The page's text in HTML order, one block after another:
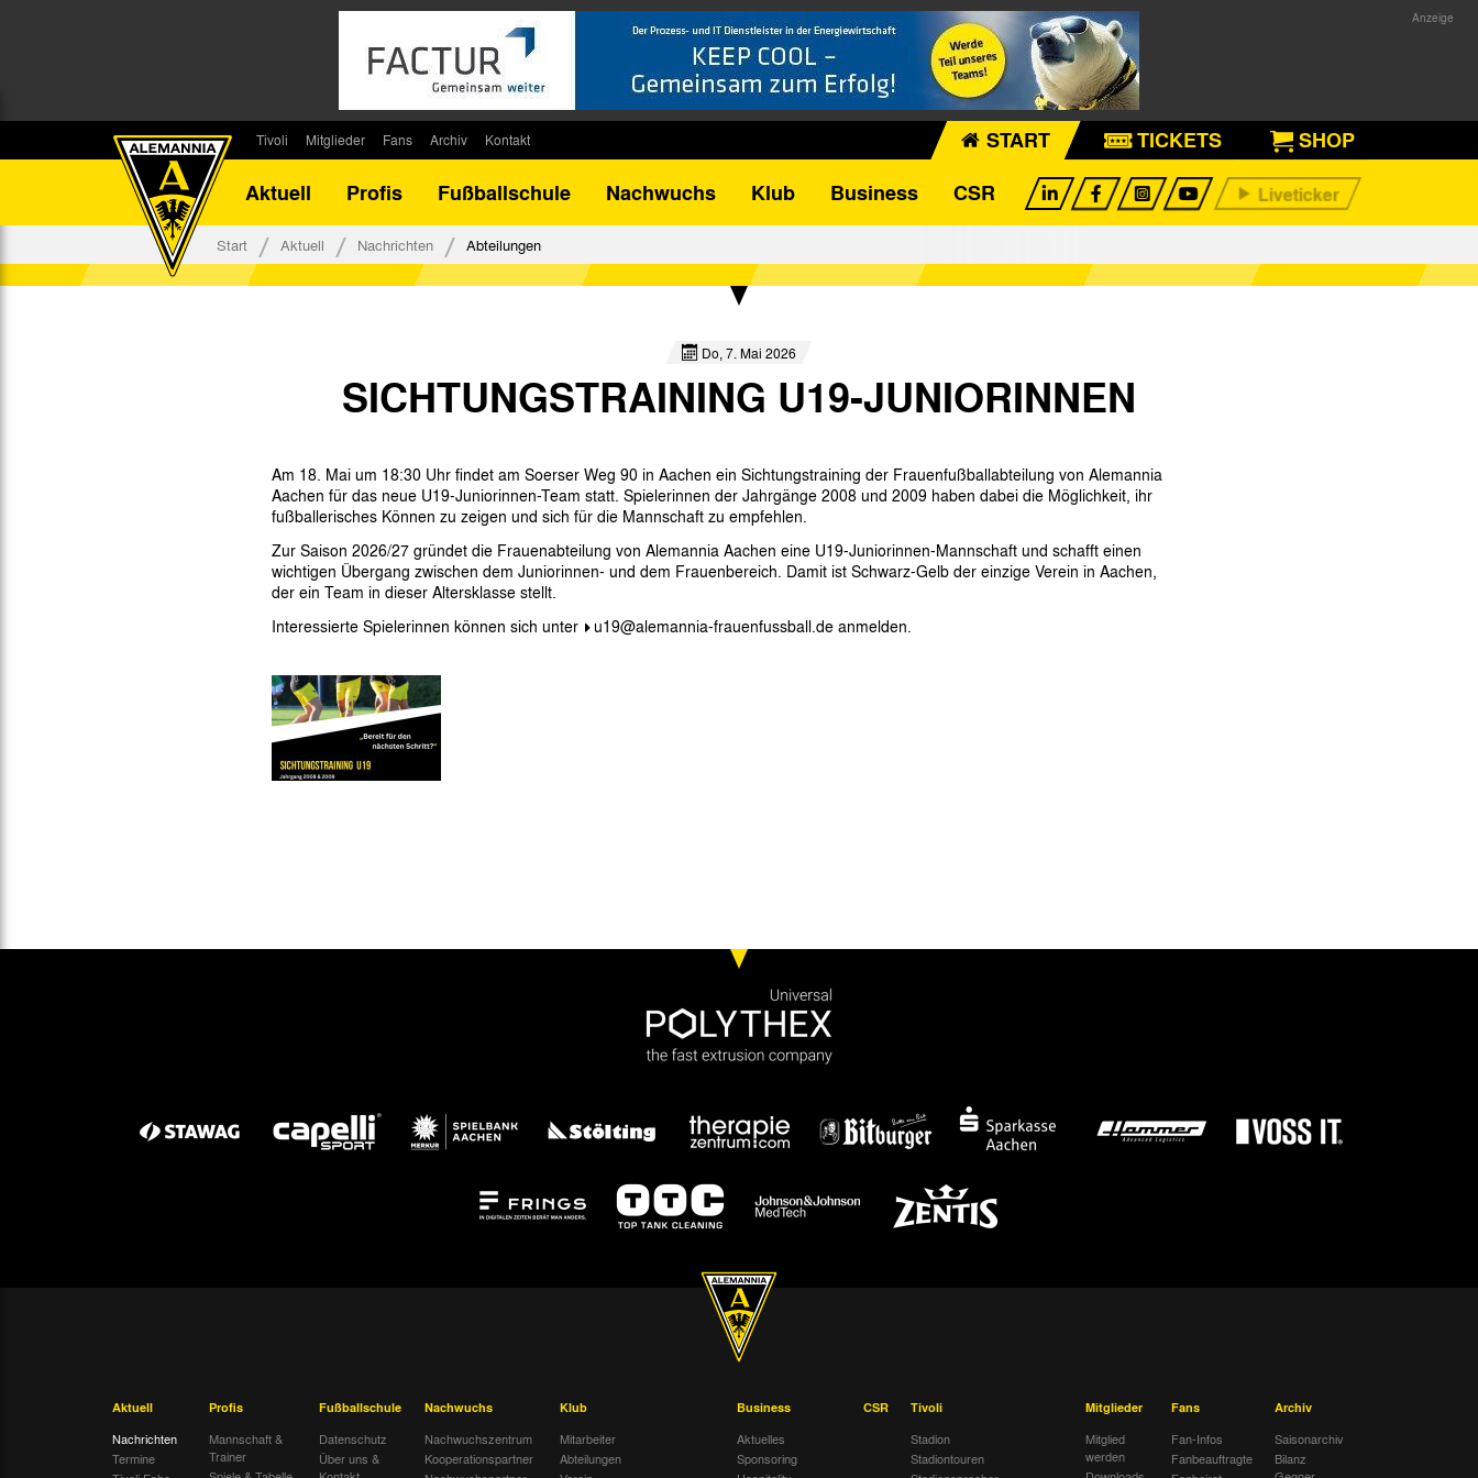
Tivoli
Stadionsprecher
Akkreditierungen
Stadiongaststätte Klömpchensklub
Gegen Rechtsextremismus am Tivoli
Mitglieder
Kontakt
Fans
Fanbeirat
Fan-Klubs
Archiv
Bilanz DFB-Pokal
Kontakt START TICKETS
SHOP
Aktuell
Profis Fußballschule Nachwuchs Klub Business CSR
Start Aktuell Nachrichten Abteilungen
Do, 7. Mai 2026
SICHTUNGSTRAINING U19-JUNIORINNEN
Am 18. Mai um 18:30 Uhr findet am Soerser Weg 90 in Aachen ein Sichtungstraining der Frauenfußballabteilung von Alemannia
Aachen für das neue U19-Juniorinnen-Team statt. Spielerinnen der Jahrgänge 2008 und 2009 haben dabei die Möglichkeit, ihr
fußballerisches Können zu zeigen und sich für die Mannschaft zu empfehlen.
Zur Saison 2026/27 gründet die Frauenabteilung von Alemannia Aachen eine U19-Juniorinnen-Mannschaft und schafft einen
wichtigen Übergang zwischen dem Juniorinnen- und dem Frauenbereich. Damit ist Schwarz-Gelb der einzige Verein in Aachen,
der ein Team in dieser Altersklasse stellt.
Interessierte Spielerinnen können sich unter
u19@alemannia-frauenfussball.de anmelden.
Aktuell
Nachrichten
Termine
Profis
Mannschaft &
Trainer
Fußballschule
Datenschutz
Über uns &
Nachwuchs
Nachwuchszentrum
Kooperationspartner
Klub
Mitarbeiter
Abteilungen
Business
Aktuelles
Sponsoring
CSR
Tivoli
Stadion
Stadiontouren
Mitglieder
Mitglied
werden
Fans
Fan-Infos
Fanbeauftragte
Archiv
Saisonarchiv
Bilanz